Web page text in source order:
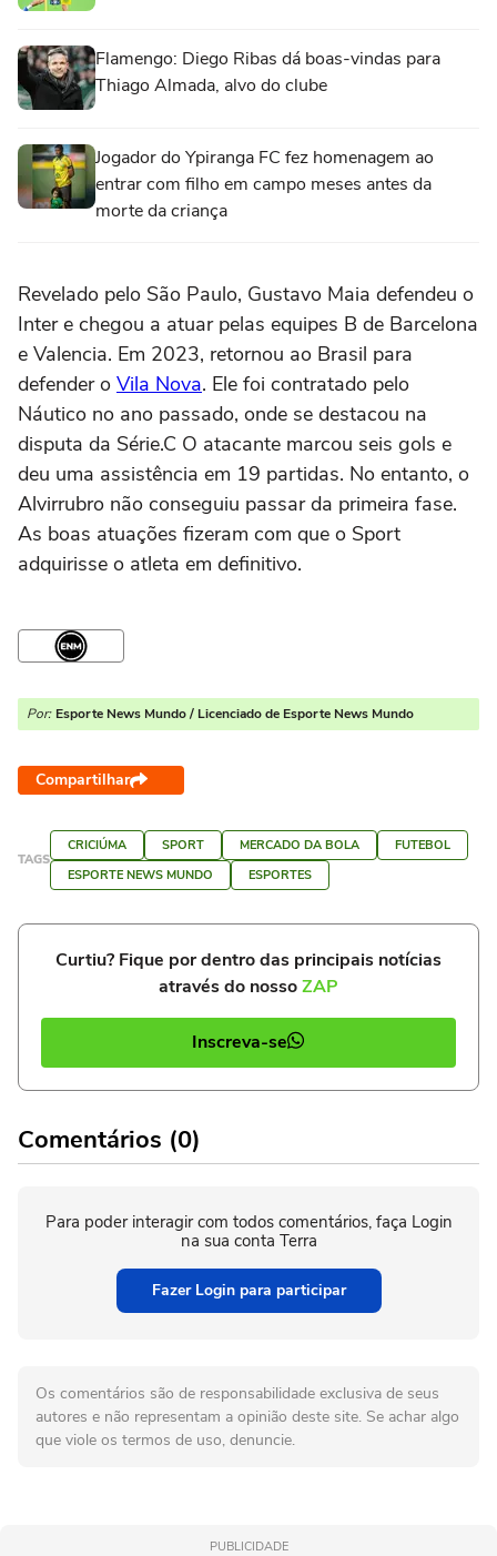
Flamengo: Diego Ribas dá boas-vindas para
Thiago Almada, alvo do clube
Jogador do Ypiranga FC fez homenagem ao
entrar com filho em campo meses antes da
morte da criança
Revelado pelo São Paulo, Gustavo Maia defendeu o
Inter e chegou a atuar pelas equipes B de Barcelona
e Valencia. Em 2023, retornou ao Brasil para
defender o Vila Nova. Ele foi contratado pelo
Náutico no ano passado, onde se destacou na
disputa da Série.C O atacante marcou seis gols e
deu uma assistência em 19 partidas. No entanto, o
Alvirrubro não conseguiu passar da primeira fase.
As boas atuações fizeram com que o Sport
adquirisse o atleta em definitivo.
Por: Esporte News Mundo / Licenciado de Esporte News Mundo
Compartilhar
TAGS
CRICIÚMA SPORT MERCADO DA BOLA
FUTEBOL
ESPORTE NEWS MUNDO
ESPORTES
Curtiu? Fique por dentro das principais notícias
através do nossoZAP
Inscreva-se
Comentários (0)
Para poder interagir com todos comentários, faça Login
na sua conta Terra
Fazer Login para participar
Os comentários são de responsabilidade exclusiva de seus
autores e não representam a opinião deste site. Se achar algo
que viole os termos de uso, denuncie.
PUBLICIDADE